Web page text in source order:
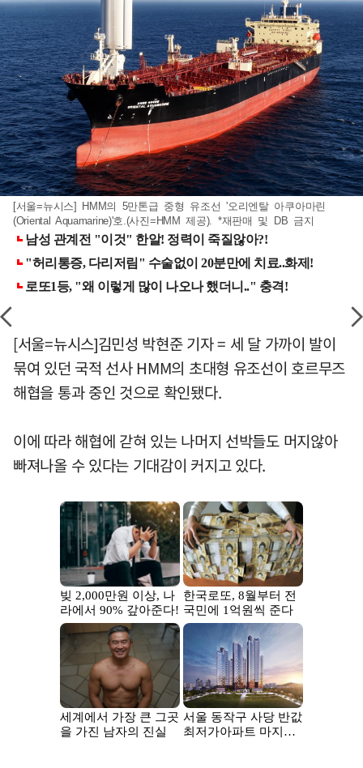
[서울=뉴시스] HMM의 5만톤급 중형 유조선 '오리엔탈 아쿠아마린
(Oriental Aquamarine)'호.(사진=HMM 제공). *재판매 및 DB 금지
[서울=뉴시스]김민성 박현준 기자 = 세 달 가까이 발이
묶여 있던 국적 선사 HMM의 초대형 유조선이 호르무즈
해협을 통과 중인 것으로 확인됐다.
이에 따라 해협에 갇혀 있는 나머지 선박들도 머지않아
빠져나올 수 있다는 기대감이 커지고 있다.